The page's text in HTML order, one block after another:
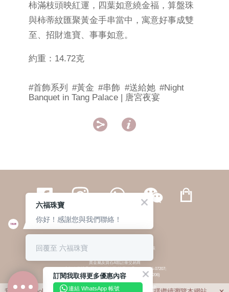
柿滿枝頭映紅運，四葉如意繞金福，算盤珠
與柿蒂紋匯聚黃金手串當中，寓意好事成雙
至、招財進寶、事事如意。
約重：14.72克
#首飾系列 #黃金 #串飾 #送給她 #Night
Banquet in Tang Palace | 唐宮夜宴
 
繁體 | 簡体
© 六福集團 版權所有 不得轉載 私隱政策
貴金屬及寶石A類註冊交易商
(六福企業禮品(國際)有限公司-註冊號碼:A-B-24-05-07207;
六福電子商貿有限公司-註冊號碼:A-B-24-05-07206)
貴金屬及寶石B類註冊交易商
(六福集團有限公司-註冊號碼:B-B-24-05-07258;
六福珠寶
你好！感謝您與我們聯絡！
回覆至 六福珠寶
訂閱我取得更多優惠內容
連結 WhatsApp 帳號